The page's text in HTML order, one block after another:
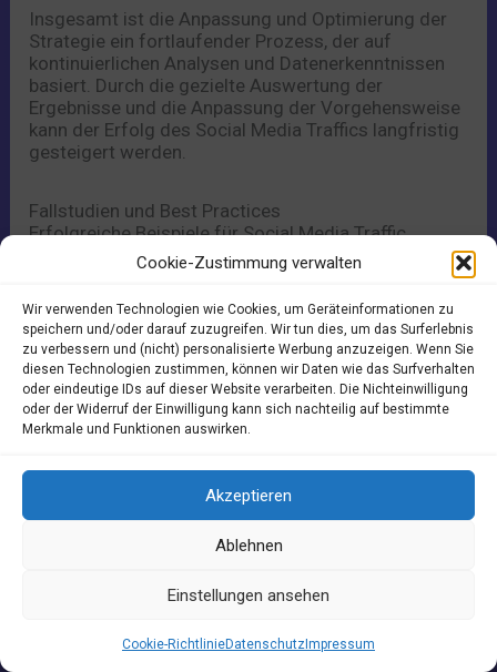
Cookie-Zustimmung verwalten
Wir verwenden Technologien wie Cookies, um Geräteinformationen zu
speichern und/oder darauf zuzugreifen. Wir tun dies, um das Surferlebnis
zu verbessern und (nicht) personalisierte Werbung anzuzeigen. Wenn Sie
diesen Technologien zustimmen, können wir Daten wie das Surfverhalten
oder eindeutige IDs auf dieser Website verarbeiten. Die Nichteinwilligung
oder der Widerruf der Einwilligung kann sich nachteilig auf bestimmte
Merkmale und Funktionen auswirken.
Akzeptieren
Ablehnen
Einstellungen ansehen
Cookie-RichtlinieDatenschutz Impressum
Insgesamt ist die Anpassung und Optimierung der
Strategie ein fortlaufender Prozess, der auf
kontinuierlichen Analysen und Datenerkenntnissen
basiert. Durch die gezielte Auswertung der
Ergebnisse und die Anpassung der Vorgehensweise
kann der Erfolg des Social Media Traffics langfristig
gesteigert werden.
Fallstudien und Best Practices
Erfolgreiche Beispiele für Social Media Traffic
Ein erfolgreiches Beispiel für die Steigerung von
Social Media Traffic ist die Kampagne von
Unternehmen X auf Instagram. Durch die gezielte
Nutzung von Influencer-Marketing konnte das
Unternehmen seine Reichweite signifikant erhöhen
und eine neue Zielgruppe erschließen. Die
Zusammenarbeit mit bekannten Influencern, die zur
Zielgruppe des Unternehmens passten, führte zu
einer gesteigerten Sichtbarkeit und Interaktion auf
Ein weiteres erfolgreiches Beispiel ist die Facebook-
Werbekampagne von Unternehmen Y, die durch die
Segmentierung der Zielgruppe eine hohe
Analyse der Kampagnenperformance und die
seinen Traffic nachhaltig steigern und gleichzeitig